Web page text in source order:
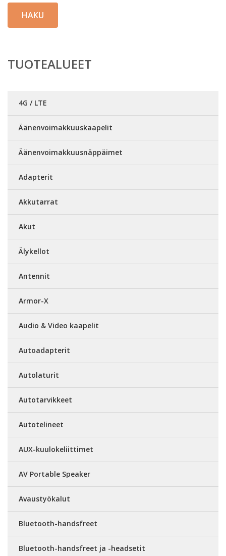
HAKU
TUOTEALUEET
4G / LTE
Äänenvoimakkuuskaapelit
Äänenvoimakkuusnäppäimet
Adapterit
Akkutarrat
Akut
Älykellot
Antennit
Armor-X
Audio & Video kaapelit
Autoadapterit
Autolaturit
Autotarvikkeet
Autotelineet
AUX-kuulokeliittimet
AV Portable Speaker
Avaustyökalut
Bluetooth-handsfreet
Bluetooth-handsfreet ja -headsetit